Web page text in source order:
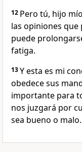
12 Pero tú, hijo
las opiniones que
puede
fatiga.
13Y esta es mi
obedece sus
importante para
nos juzgará por
sea bueno o malo.